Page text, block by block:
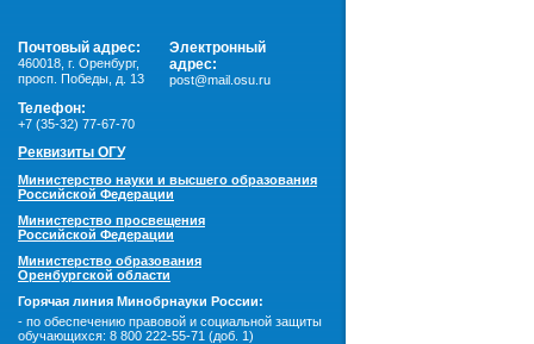
Почтовый адрес:
460018 г. Оренбург,
просп. Победы, д. 13
Электронный
адрес:
post@mail.osu.ru
Телефон:
+7 (35-32) 77-67-70
Реквизиты ОГУ
Министерство науки и высшего образования
Российской Федерации
Министерство просвещения
Российской Федерации
Министерство образования
Оренбургской области
Горячая линия Минобрнауки России:
- по обеспечению правовой и социальной защиты
обучающихся: 8 800 222-55-71 (доб. 1)